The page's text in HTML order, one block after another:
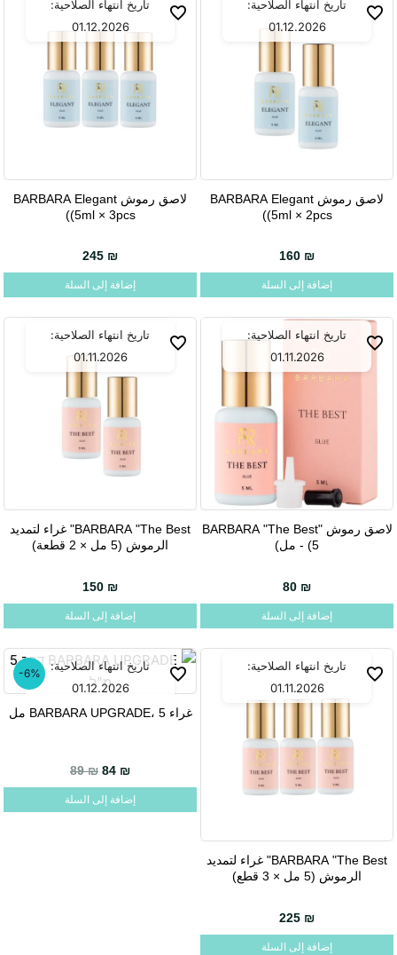
تاريخ انتهاء الصلاحية:
01.12.2026
لاصق رموش BARBARA Elegant
(5ml × 2pcs)
160 ₪
إضافة إلى السلة
تاريخ انتهاء الصلاحية:
01.12.2026
لاصق رموش BARBARA Elegant
(5ml × 3pcs)
245 ₪
إضافة إلى السلة
تاريخ انتهاء الصلاحية:
01.11.2026
لاصق رموش BARBARA "The Best"
- (5 مل)
80 ₪
إضافة إلى السلة
تاريخ انتهاء الصلاحية:
01.11.2026
BARBARA "The Best" غراء لتمديد
الرموش (5 مل × 2 قطعة)
150 ₪
إضافة إلى السلة
تاريخ انتهاء الصلاحية:
01.11.2026
BARBARA "The Best" غراء لتمديد
الرموش (5 مل × 3 قطع)
225 ₪
إضافة إلى السلة
-6%
تاريخ انتهاء الصلاحية:
01.12.2026
غراء BARBARA UPGRADE، 5 مل
89₪ 84 ₪ السعر الحالي هو: 84 ₪.
إضافة إلى السلة